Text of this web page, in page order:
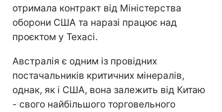
отримала контракт від Міністерства
оборони США та наразі працює над
проєктом у Техасі.
Австралія є одним із провідних
постачальників критичних мінералів,
однак, як і США, вона залежить від Китаю
- свого найбільшого торговельного